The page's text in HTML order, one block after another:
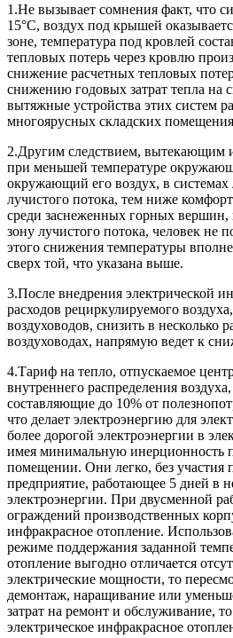
1.Не вызывает сомнения факт, что
15°С, воздух под крышей
зоне, температура под кровлей
тепловых потерь через кровлю
снижение расчетных тепловых
снижению годовых затрат тепла на
вытяжные устройства этих систем
многоярусных складских
2.Другим следствием, вытекающим
при меньшей температуре
окружающий его воздух, в системах
лучистого потока, тем ниже
среди заснеженных горных вершин,
зону лучистого потока, человек
этого снижения температуры
сверх той, что указана выше.
3.После внедрения электрической
расходов рециркулируемого
воздуховодов, снизить в несколько
воздуховодах, напрямую ведет к
4.Тариф на тепло, отпускаемое
внутреннего распределения
составляющие до 10% от
что делает электроэнергию для
более дорогой электроэнергии в
имея минимальную инерционность
помещении. Они легко, без участия
предприятие, работающее 5 дней в
электроэнергии. При двусменной
ограждений производственных
инфракрасное отопление.
режиме поддержания заданной
отопление выгодно отличается
электрические мощности, то
демонтаж, наращивание или
затрат на ремонт и обслуживание,
электрическое инфракрасное